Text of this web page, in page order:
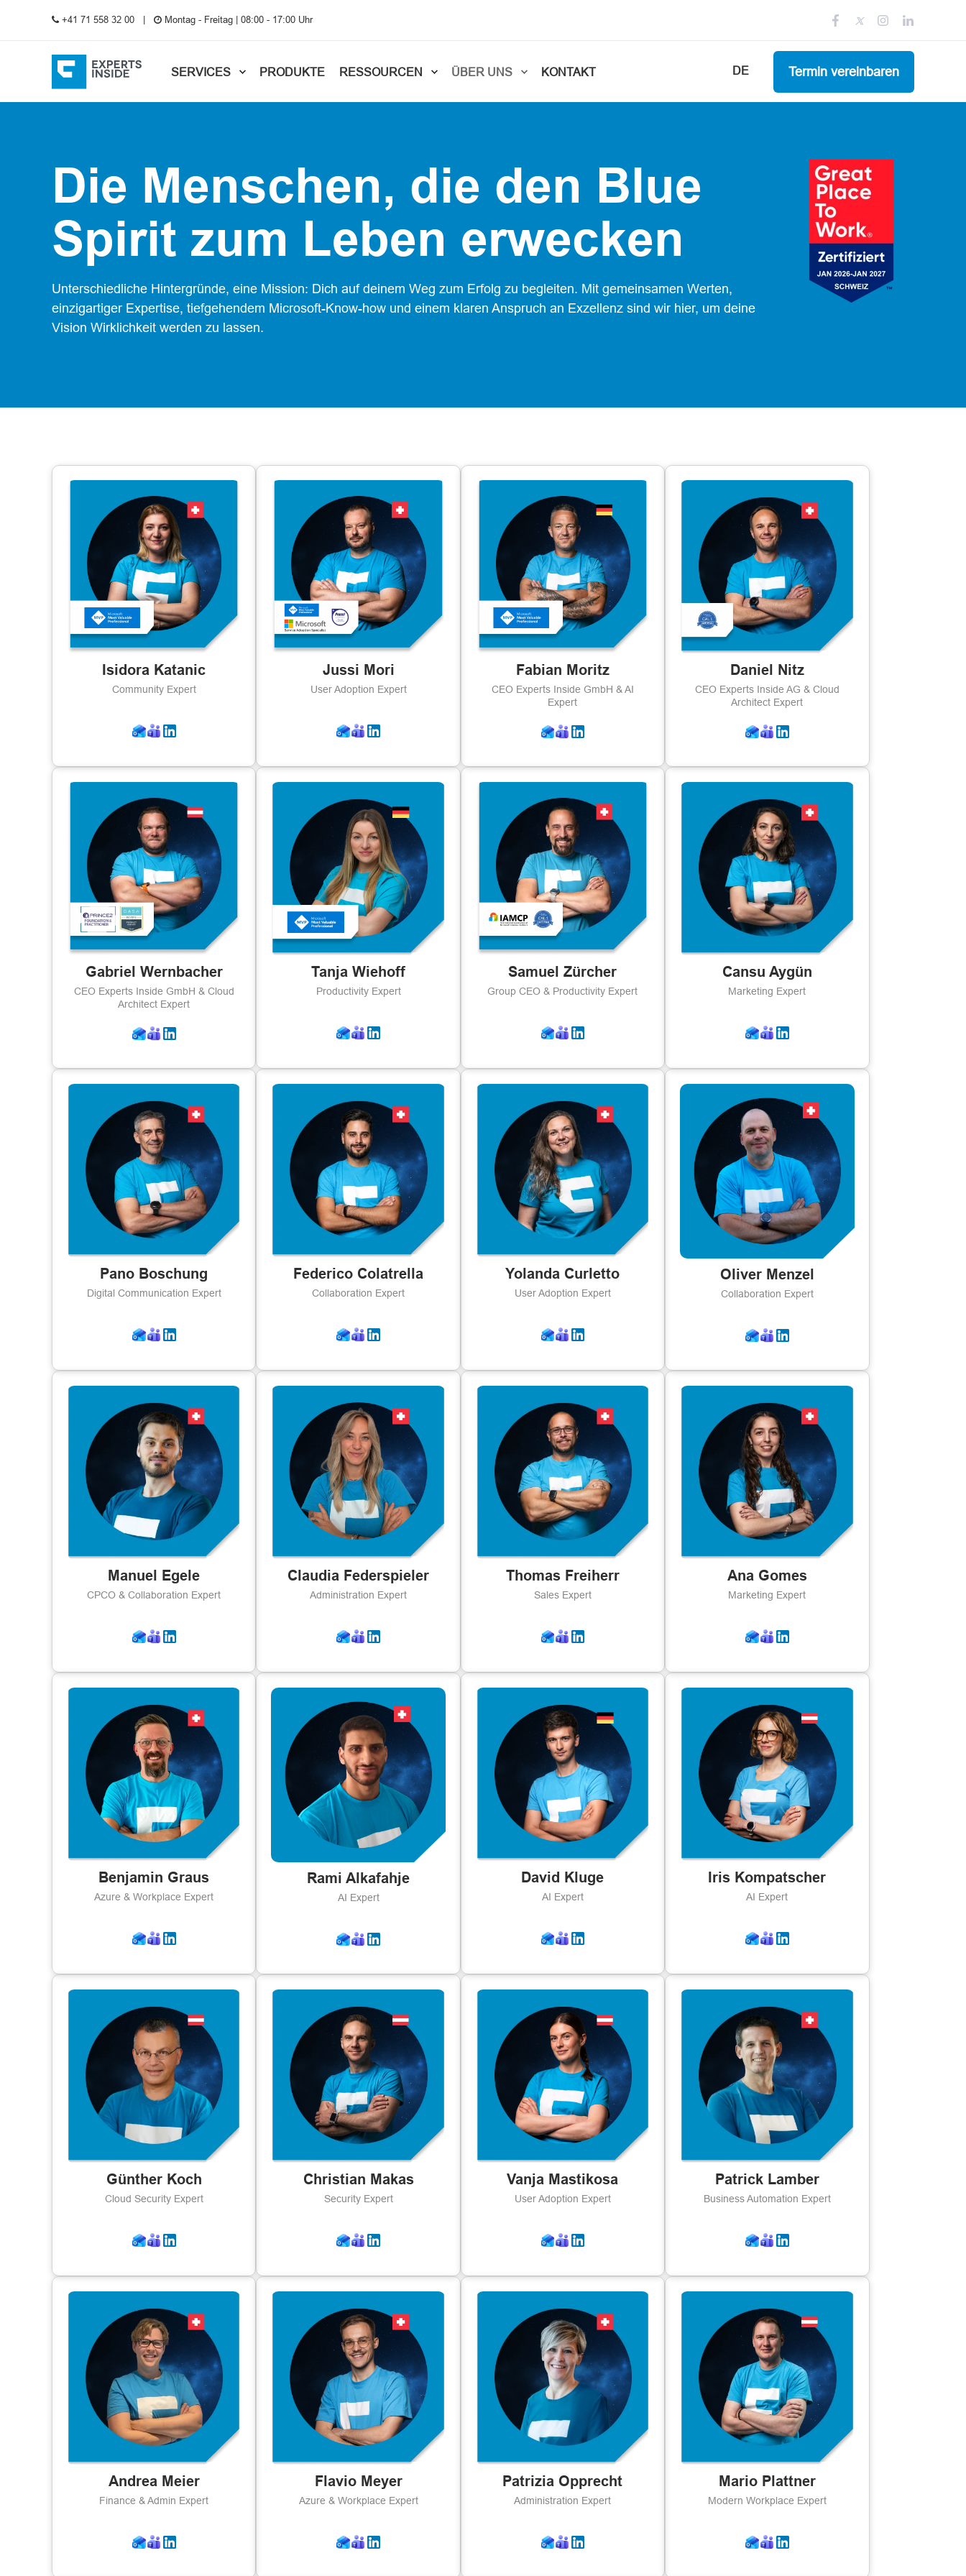
+41 71 558 32 00 Montag - Freitag | 08:00 - 17:00 Uhr
SERVICES PRODUKTE RESSOURCEN ÜBER UNS KONTAKT DE Termin vereinbaren
Die Menschen, die den Blue
Spirit zum Leben erwecken
Unterschiedliche Hintergründe, eine Mission: Dich auf deinem Weg zum Erfolg zu begleiten. Mit gemeinsamen Werten,
einzigartiger Expertise, tiefgehendem Microsoft-Know-how und einem klaren Anspruch an Exzellenz sind wir hier, um deine
Vision Wirklichkeit werden zu lassen.
Isidora Katanic
Community Expert
Jussi Mori
User Adoption Expert
Fabian Moritz
CEO Experts Inside GmbH & AI
Expert
Daniel Nitz
CEO Experts Inside AG & Cloud
Architect Expert
Gabriel Wernbacher
CEO Experts Inside GmbH & Cloud
Architect Expert
Tanja Wiehoff
Productivity Expert
Samuel Zürcher
Group CEO & Productivity Expert
Cansu Aygün
Marketing Expert
Pano Boschung
Digital Communication Expert
Federico Colatrella
Collaboration Expert
Yolanda Curletto
User Adoption Expert
Oliver Menzel
Collaboration Expert
Manuel Egele
CPCO & Collaboration Expert
Claudia Federspieler
Administration Expert
Thomas Freiherr
Sales Expert
Ana Gomes
Marketing Expert
Benjamin Graus
Azure & Workplace Expert
Rami Alkafahje
AI Expert
David Kluge
AI Expert
Iris Kompatscher
AI Expert
Günther Koch
Cloud Security Expert
Christian Makas
Security Expert
Vanja Mastikosa
User Adoption Expert
Patrick Lamber
Business Automation Expert
Andrea Meier
Finance & Admin Expert
Flavio Meyer
Azure & Workplace Expert
Patrizia Opprecht
Administration Expert
Mario Plattner
Modern Workplace Expert